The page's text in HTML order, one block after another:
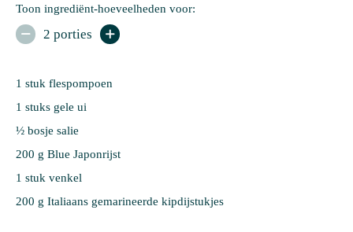
Toon ingrediënt-hoeveelheden voor:
 2 porties 
1 stuk flespompoen
1 stuks gele ui
½ bosje salie
200 g Blue Japonrijst
1 stuk venkel
200 g Italiaans gemarineerde kipdijstukjes